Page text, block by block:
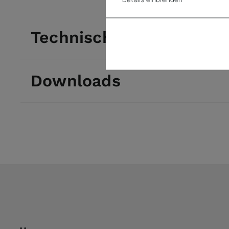
Technische Daten
Downloads